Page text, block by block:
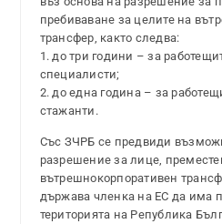
пребиваване за целите на
трансфер, както следва:
1. до три години – за
специалисти;
2. до една година – за
стажанти.
Със ЗЧРБ се предвиди
разрешение за лице,
вътрешнокорпоративен
държава членка на ЕС да има
територията на Република